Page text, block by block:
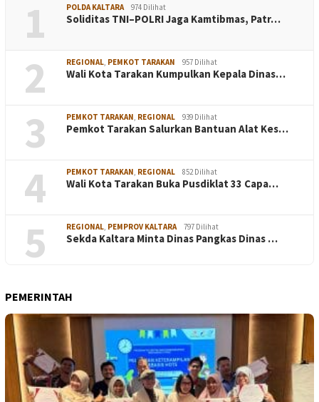
1 POLDA KALTARA 974 Dilihat
Soliditas TNI–POLRI Jaga Kamtibmas, Patr…
2 REGIONAL, PEMKOT TARAKAN 957 Dilihat
Wali Kota Tarakan Kumpulkan Kepala Dinas…
3 PEMKOT TARAKAN, REGIONAL 939 Dilihat
Pemkot Tarakan Salurkan Bantuan Alat Kes…
4 PEMKOT TARAKAN, REGIONAL 852 Dilihat
Wali Kota Tarakan Buka Pusdiklat 33 Capa…
5 REGIONAL, PEMPROV KALTARA 797 Dilihat
Sekda Kaltara Minta Dinas Pangkas Dinas …
PEMERINTAH